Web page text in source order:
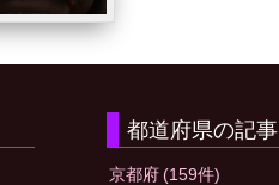
都道府県の記事
京都府 (159件)